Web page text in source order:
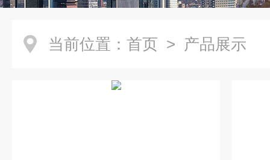
当前位置： 首页 > 产品展示